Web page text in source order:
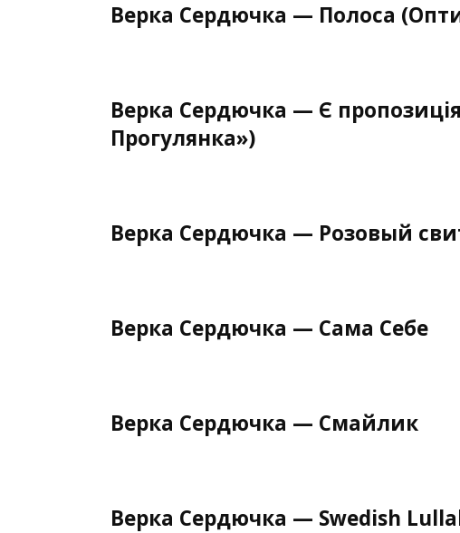
Верка Сердючка — Полоса
Верка Сердючка — Є
Прогулянка»)
Верка Сердючка — Розовый
Верка Сердючка — Сама Себе
Верка Сердючка — Смайлик
Верка Сердючка — Swedish